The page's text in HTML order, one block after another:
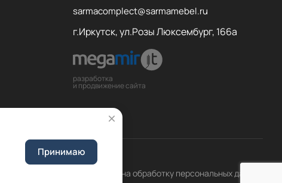
sarmacomplect@sarmamebel.ru
г.Иркутск, ул.Розы Люксембург, 166а
разработка
и продвижение сайта
Соглашение на обработку персональных данных
Принимаю